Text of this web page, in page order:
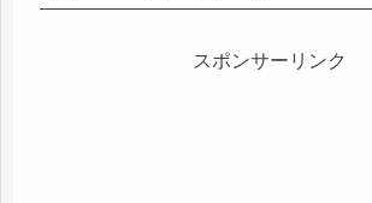
スポンサーリンク